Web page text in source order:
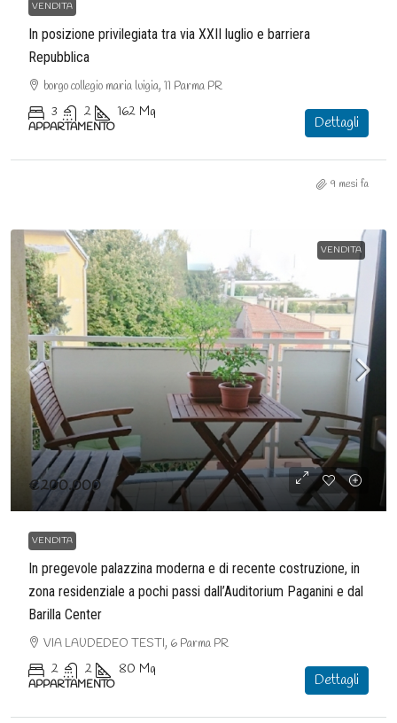
VENDITA
In posizione privilegiata tra via XXII luglio e barriera
Repubblica
borgo collegio maria luigia, 11 Parma PR
3 2 162 Mq
APPARTAMENTO Dettagli
9 mesi fa
VENDITA
€200.000
VENDITA
In pregevole palazzina moderna e di recente costruzione, in
zona residenziale a pochi passi dall’Auditorium Paganini e dal
Barilla Center
VIA LAUDEDEO TESTI, 6 Parma PR
2 2 80 Mq
APPARTAMENTO Dettagli